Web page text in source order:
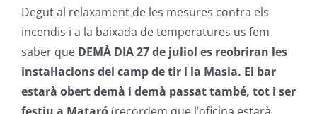
Degut al relaxament de les mesures contra els
incendis i a la baixada de temperatures us fem
saber queDEMÀ DIA 27 de juliol es reobriran les
instal·lacions del camp de tir i la Masia. El bar
estarà obert demà i demà passat també, tot i ser